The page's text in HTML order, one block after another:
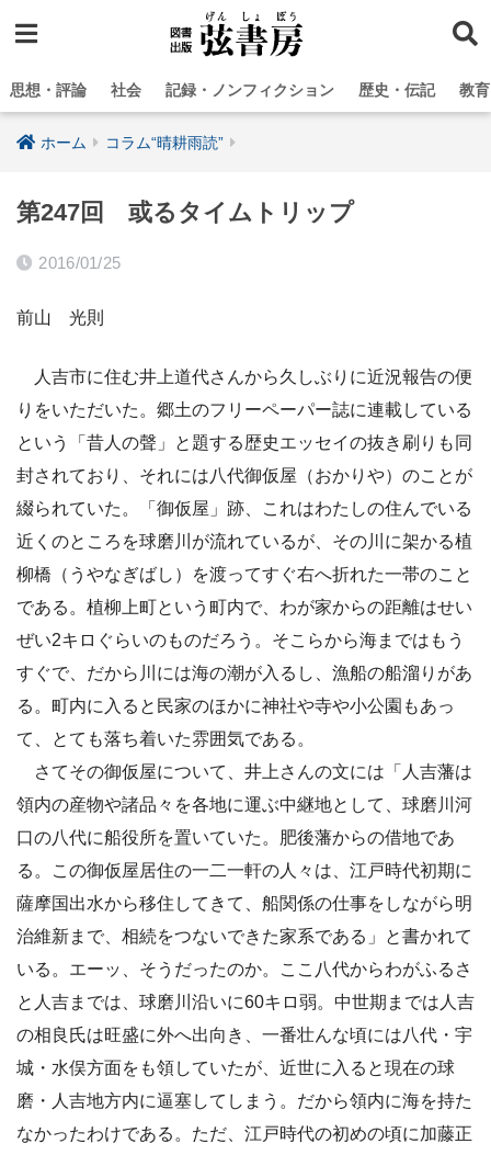
思想・評論 社会 記録・ノンフィクション 歴史・伝記 教
ホーム コラム“晴耕雨読”
第247回 或るタイムトリップ
2016/01/25
前山 光則
人吉市に住む井上道代さんから久しぶりに近況報告の便
りをいただいた。郷土のフリーペーパー誌に連載している
という「昔人の聲」と題する歴史エッセイの抜き刷りも同
封されており、それには八代御仮屋（おかりや）のことが
綴られていた。「御仮屋」跡、これはわたしの住んでいる
近くのところを球磨川が流れているが、その川に架かる植
柳橋（うやなぎばし）を渡ってすぐ右へ折れた一帯のこと
である。植柳上町という町内で、わが家からの距離はせい
ぜい2キロぐらいのものだろう。そこらから海まではもう
すぐで、だから川には海の潮が入るし、漁船の船溜りがあ
る。町内に入ると民家のほかに神社や寺や小公園もあっ
て、とても落ち着いた雰囲気である。
さてその御仮屋について、井上さんの文には「人吉藩は
領内の産物や諸品々を各地に運ぶ中継地として、球磨川河
口の八代に船役所を置いていた。肥後藩からの借地であ
る。この御仮屋居住の一二一軒の人々は、江戸時代初期に
薩摩国出水から移住してきて、船関係の仕事をしながら明
治維新まで、相続をつないできた家系である」と書かれて
いる。エーッ、そうだったのか。ここ八代からわがふるさ
と人吉までは、球磨川沿いに60キロ弱。中世期までは人吉
の相良氏は旺盛に外へ出向き、一番壮んな頃には八代・宇
城・水俣方面をも領していたが、近世に入ると現在の球
磨・人吉地方内に逼塞してしまう。だから領内に海を持た
なかったわけである。ただ、江戸時代の初めの頃に加藤正